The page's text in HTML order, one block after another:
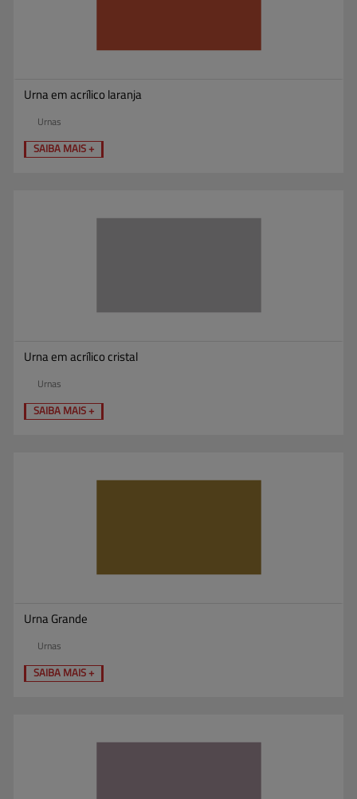
Urna em acrílico laranja
Urnas
SAIBA MAIS +
Urna em acrílico cristal
Urnas
SAIBA MAIS +
Urna Grande
Urnas
SAIBA MAIS +